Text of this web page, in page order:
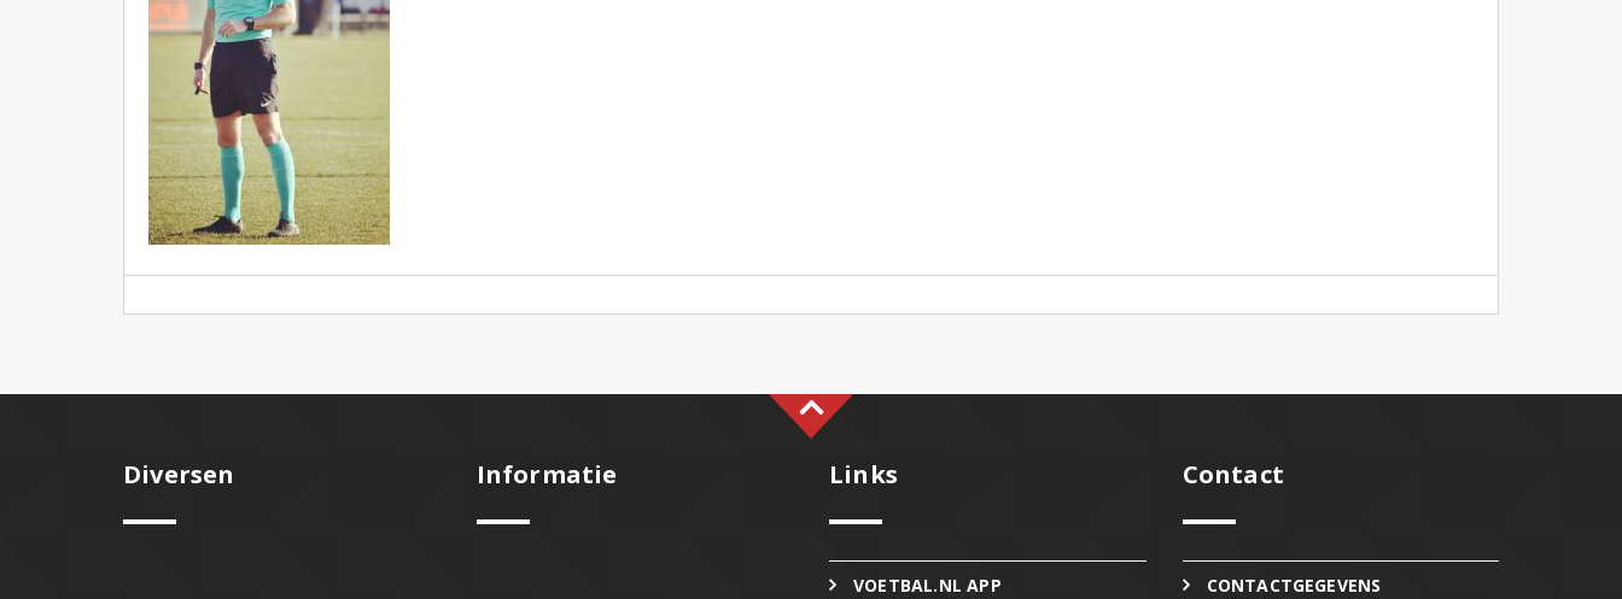
Diversen Informatie Links
VOETBAL.NL APP
Contact
CONTACTGEGEVENS